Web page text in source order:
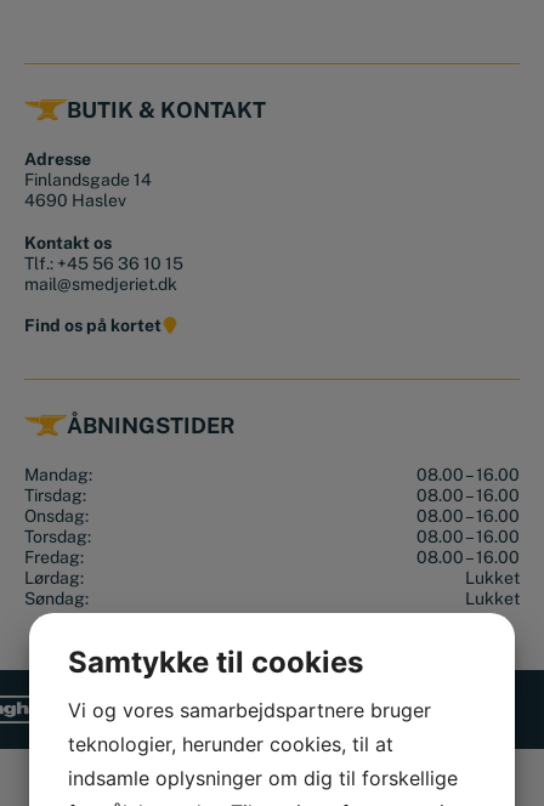
BUTIK & KONTAKT
Adresse
Finlandsgade 14
4690 Haslev
Kontakt os
Tlf.: +45 56 36 10 15
mail@smedjeriet.dk
Find os på kortet
ÅBNINGSTIDER
Mandag:
08.00 – 16.00
Tirsdag:
08.00 – 16.00
Onsdag:
08.00 – 16.00
Torsdag:
08.00 – 16.00
Fredag:
08.00 – 16.00
Lørdag:
Lukket
Søndag:
Lukket
Samtykke til cookies
Vi og vores samarbejdspartnere bruger
teknologier, herunder cookies, til at
indsamle oplysninger om dig til forskellige